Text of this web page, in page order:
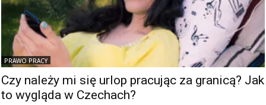
PRAWO PRACY
Czy należy mi się urlop pracując za granicą? Jak
to wygląda w Czechach?